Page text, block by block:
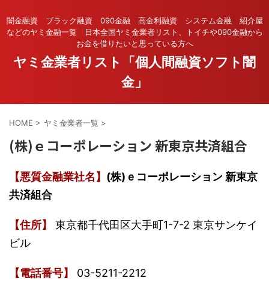
闇金融資 ブラック融資 090金融 高金利融資 システム金融 紹介屋
などのヤミ金融一覧 日本全国ヤミ金業者リスト、トイチや090金融から
お金を借りたいと思っている方へ
ヤミ金業者リスト「個人間融資ソフト闇
金」
HOME > ヤミ金業者一覧 >
(株)ｅコーポレーション 新東京共済組合
【悪質金融業社名】 (株)ｅコーポレーション 新東京
共済組合
【住所】
東京都千代田区大手町1-7-2 東京サンケイ
ビル
【電話番号】 03-5211-2212